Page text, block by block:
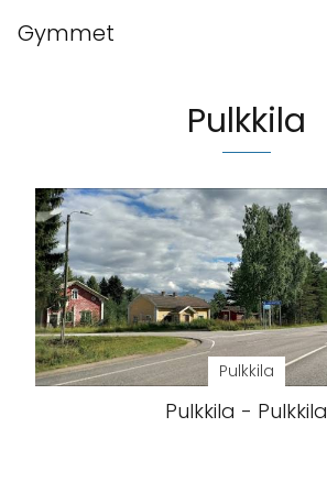
Gymmet
Pulkkila
Pulkkila
Pulkkila - Pulkkila